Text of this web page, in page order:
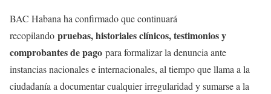
BAC Habana ha confirmado que continuará
recopilando pruebas, historiales clínicos, testimonios y
comprobantes de pago para formalizar la denuncia ante
instancias nacionales e internacionales, al tiempo que llama a la
ciudadanía a documentar cualquier irregularidad y sumarse a la